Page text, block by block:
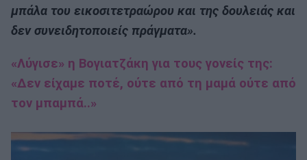
μπάλα του εικοσιτετραώρου και της δουλειάς και
δεν συνειδητοποιείς πράγματα».
«Λύγισε» η Βογιατζάκη για τους γονείς της:
«Δεν είχαμε ποτέ, ούτε από τη μαμά ούτε από
τον μπαμπά..»